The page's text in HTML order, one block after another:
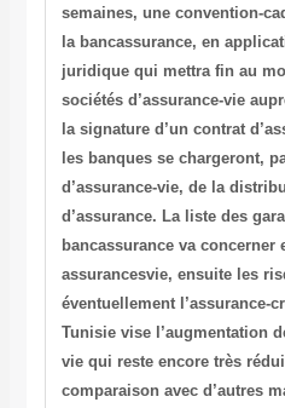
semaines, une convention-
la bancassurance, en
juridique qui mettra fin au
sociétés d’assurance-vie
la signature d’un contrat
les banques se chargeront,
d’assurance-vie, de la
d’assurance. La liste des
bancassurance va concerner
assurancesvie, ensuite les
éventuellement l’assurance-
Tunisie vise l’augmentation
vie qui reste encore très
comparaison avec d’autres